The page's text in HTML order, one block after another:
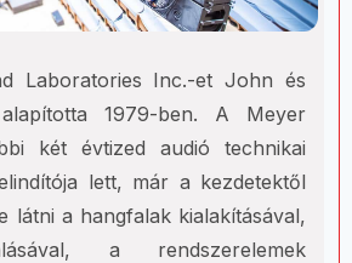
Laboratories Inc.-et John és
1979-ben. A Meyer
két évtized audió technikai
lett, már a kezdetektől
látni a hangfalak kialakításával,
a rendszerelemek